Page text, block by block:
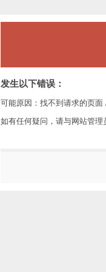
发生以下错误：
可能原因：找不到请求的页
如有任何疑问，请与网站管理